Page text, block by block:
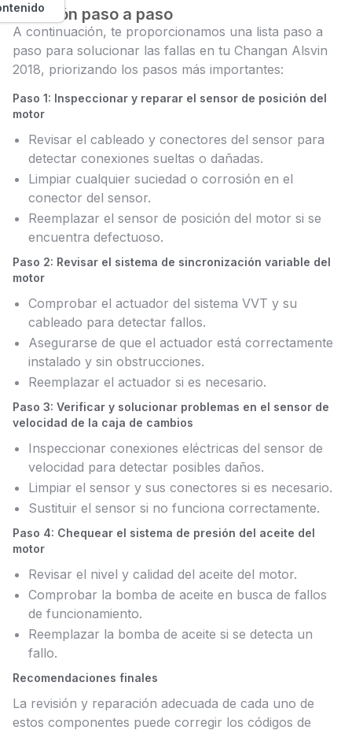
Solución paso a paso
A continuación, te proporcionamos una lista paso a
paso para solucionar las fallas en tu Changan Alsvin
2018, priorizando los pasos más importantes:
Paso 1: Inspeccionar y reparar el sensor de posición del
motor
Revisar el cableado y conectores del sensor para
detectar conexiones sueltas o dañadas.
Limpiar cualquier suciedad o corrosión en el
conector del sensor.
Reemplazar el sensor de posición del motor si se
encuentra defectuoso.
Paso 2: Revisar el sistema de sincronización variable del
motor
Comprobar el actuador del sistema VVT y su
cableado para detectar fallos.
Asegurarse de que el actuador está correctamente
instalado y sin obstrucciones.
Reemplazar el actuador si es necesario.
Paso 3: Verificar y solucionar problemas en el sensor de
velocidad de la caja de cambios
Inspeccionar conexiones eléctricas del sensor de
velocidad para detectar posibles daños.
Limpiar el sensor y sus conectores si es necesario.
Sustituir el sensor si no funciona correctamente.
Paso 4: Chequear el sistema de presión del aceite del
motor
Revisar el nivel y calidad del aceite del motor.
Comprobar la bomba de aceite en busca de fallos
de funcionamiento.
Reemplazar la bomba de aceite si se detecta un
fallo.
Recomendaciones finales
La revisión y reparación adecuada de cada uno de
estos componentes puede corregir los códigos de